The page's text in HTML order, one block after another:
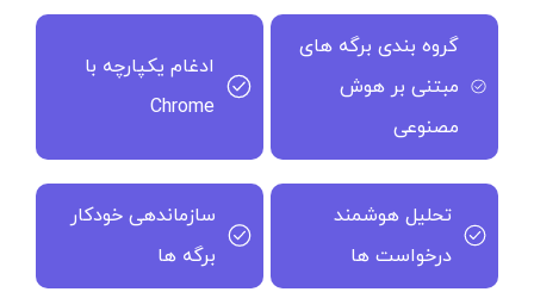
گروه بندی برگه های
مبتنی بر هوش
مصنوعی
ادغام یکپارچه با
Chrome
تحلیل هوشمند
درخواست ها
سازماندهی خودکار
برگه ها